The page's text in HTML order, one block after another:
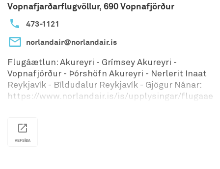
Vopnafjarðarflugvöllur, 690 Vopnafjörður
473-1121
norlandair@norlandair.is
Flugáætlun: Akureyri - Grímsey Akureyri -
Vopnafjörður - Þórshöfn Akureyri - Nerlerit Inaat
Reykjavík - Bíldudalur Reykjavík - Gjögur Nánar:
https://www.norlandair.is/is/upplysingar/
VEFSÍÐA